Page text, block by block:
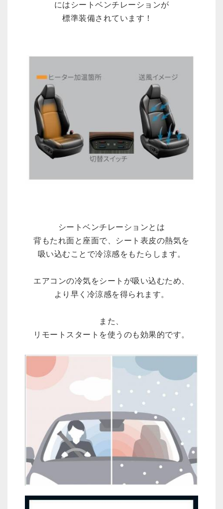
にはシートベンチレーションが
標準装備されています！
シートベンチレーションとは
背もたれ面と座面で、シート表皮の熱気を
吸い込むことで冷涼感をもたらします。
エアコンの冷気をシートが吸い込むため、
より早く冷涼感を得られます。
また、
リモートスタートを使うのも効果的です。